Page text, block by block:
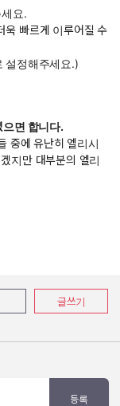
요.
욱 빠르게 이루어질 수
설정해주세요.)
으면 합니다.
중에 유난히 엘리시
지만 대부분의 엘리
글쓰기
등록